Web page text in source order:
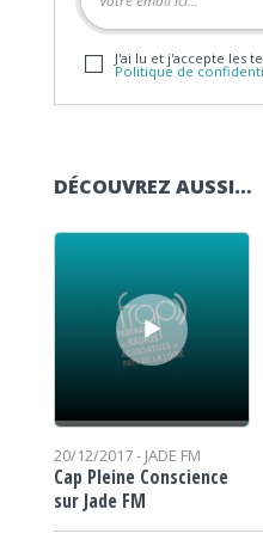
J'ai lu et j'accepte les
Politique de
DÉCOUVREZ AUSSI…
Lecteur audio
20/12/2017 - JADE FM
Cap Pleine Conscience
sur Jade FM